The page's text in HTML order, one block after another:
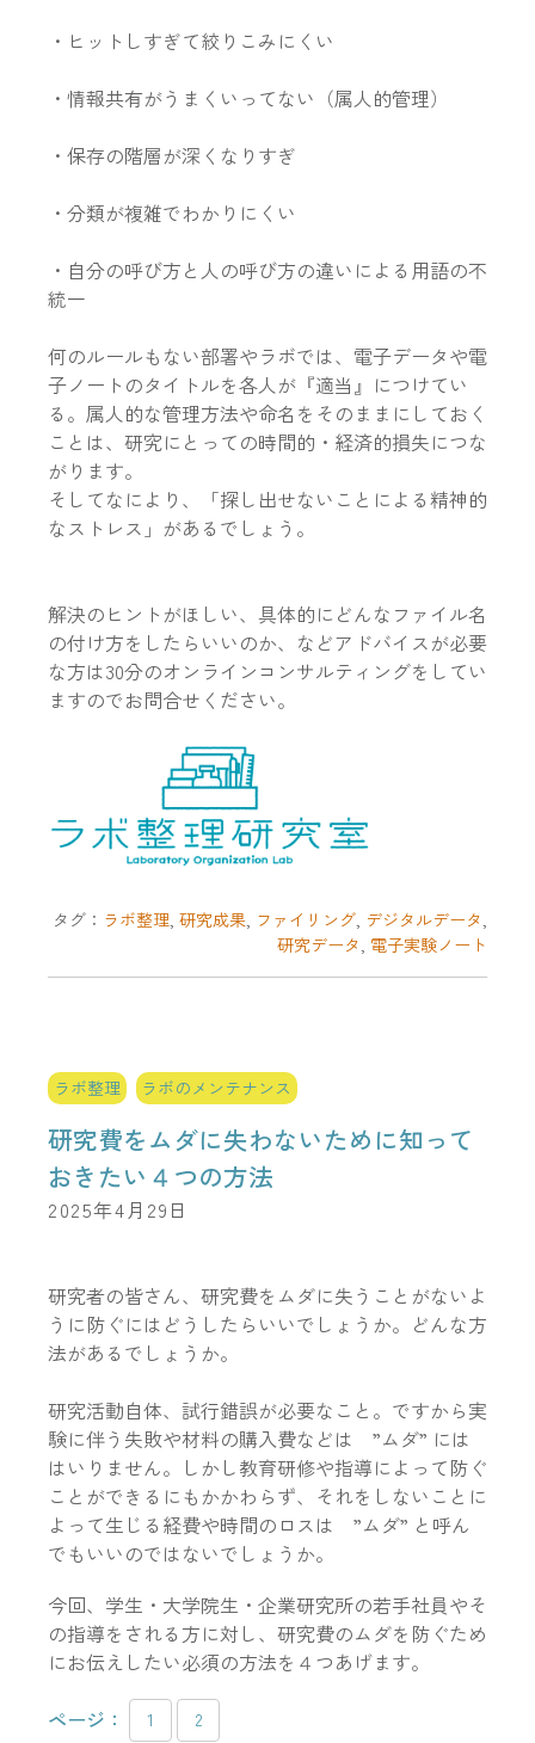
・ヒットしすぎて絞りこみにくい
・情報共有がうまくいってない（属人的管理）
・保存の階層が深くなりすぎ
・分類が複雑でわかりにくい
・自分の呼び方と人の呼び方の違いによる用語の不
統一
何のルールもない部署やラボでは、電子データや電
子ノートのタイトルを各人が『適当』につけてい
る。属人的な管理方法や命名をそのままにしておく
ことは、研究にとっての時間的・経済的損失につな
がります。
そしてなにより、「探し出せないことによる精神的
なストレス」があるでしょう。
解決のヒントがほしい、具体的にどんなファイル名
の付け方をしたらいいのか、などアドバイスが必要
な方は30分のオンラインコンサルティングをしてい
ますのでお問合せください。
タグ： ラボ整理 研究成果 ファイリング デジタルデータ
研究データ 電子実験ノート
ラボ整理 ラボのメンテナンス
研究費をムダに失わないために知って
おきたい４つの方法
2025年4月29日
研究者の皆さん、研究費をムダに失うことがないよ
うに防ぐにはどうしたらいいでしょうか。どんな方
法があるでしょうか。
研究活動自体、試行錯誤が必要なこと。ですから実
験に伴う失敗や材料の購入費などは ”ムダ” には
はいりません。しかし教育研修や指導によって防ぐ
ことができるにもかかわらず、それをしないことに
よって生じる経費や時間のロスは ”ムダ” と呼ん
でもいいのではないでしょうか。
今回、学生・大学院生・企業研究所の若手社員やそ
の指導をされる方に対し、研究費のムダを防ぐため
にお伝えしたい必須の方法を４つあげます。
ページ：
1 2